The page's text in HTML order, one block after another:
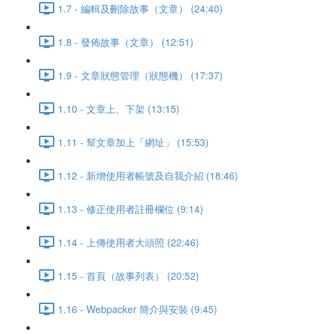
1.7 - 編輯及刪除故事（文章） (24:40)
1.8 - 發佈故事（文章） (12:51)
1.9 - 文章狀態管理（狀態機） (17:37)
1.10 - 文章上、下架 (13:15)
1.11 - 幫文章加上「網址」 (15:53)
1.12 - 新增使用者帳號及自我介紹 (18:46)
1.13 - 修正使用者註冊欄位 (9:14)
1.14 - 上傳使用者大頭照 (22:46)
1.15 - 首頁（故事列表） (20:52)
1.16 - Webpacker 簡介與安裝 (9:45)